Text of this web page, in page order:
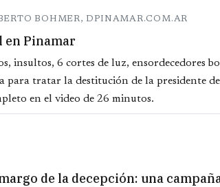
BOHMER, DPINAMAR.COM.AR
en Pinamar
insultos, 6 cortes de luz, ensordecedores
para tratar la destitución de la presidente
en el video de 26 minutos.
de la decepción: una